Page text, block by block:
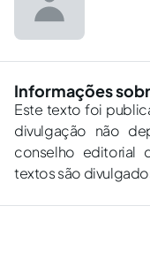
Informações
Este texto foi
divulgação não
conselho editorial
textos são